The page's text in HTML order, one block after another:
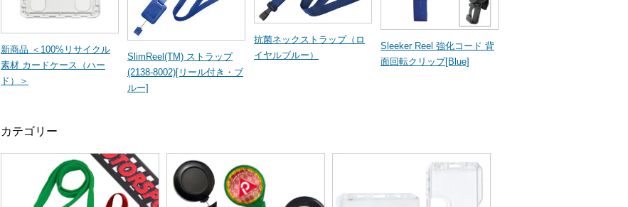
新商品 ＜100%リサイクル
素材 カードケース（ハー
ド）＞
SlimReel(TM) ストラップ
(2138-8002)[リール付き・ブ
ルー]
抗菌ネックストラップ（ロ
イヤルブルー）
Sleeker Reel 強化コード 背
面回転クリップ[Blue]
カテゴリー